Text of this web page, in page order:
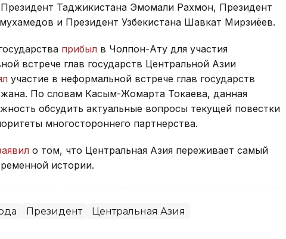
Таджикистана Эмомали Рахмон, Президент
и Президент Узбекистана Шавкат Мирзиёев.
прибыл в Чолпон-Ату для участия
встрече глав государств Центральной Азии
участие в неформальной встрече глав государств
По словам Касым-Жомарта Токаева, данная
обсудить актуальные вопросы текущей повестки
многостороннего партнерства.
о том, что Центральная Азия переживает самый
истории.
Президент Центральная Азия